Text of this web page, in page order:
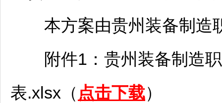
本方案由贵州装备制造
附件1：贵州装备制造职
表.xlsx（ 点击下载）